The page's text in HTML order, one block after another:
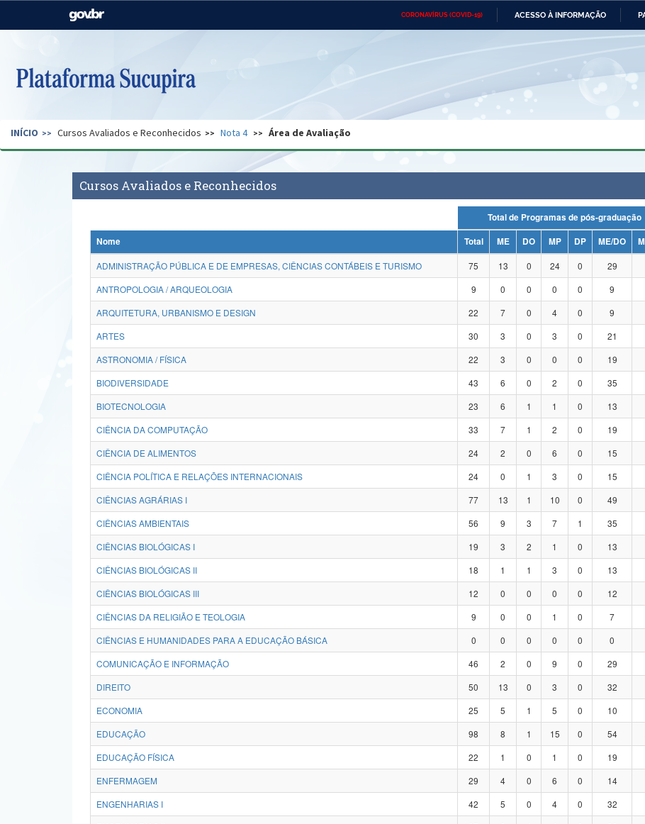
CORONAVÍRUS (COVID-19) ACESSO À INFORMAÇÃO
Casa Civil Ministério das Relações
Pecuária e Abastecimento
Ministério do Desenvolvimento
Regional e dos
Secretaria de Governo Gabinete de Segurança Advocacia-Geral da União Banco Central do Brasil
INÍCIO Cursos Avaliados e Reconhecidos Nota 4 Área de Avaliação
Cursos Avaliados e Reconhecidos
Total de Programas de pós-graduação
Nome
Total ME DO MP DP ME/DO
ADMINISTRAÇÃO PÚBLICA E DE EMPRESAS, CIÊNCIAS CONTÁBEIS E TURISMO
75 13 0 24 0 29
ANTROPOLOGIA / ARQUEOLOGIA
9 0 0 0 0 9
ARQUITETURA, URBANISMO E DESIGN
22 7 0 4 0 9
ARTES
30 3 0 3 0 21
ASTRONOMIA / FÍSICA
22 3 0 0 0 19
BIODIVERSIDADE
43 6 0 2 0 35
BIOTECNOLOGIA
23 6 1 1 0 13
CIÊNCIA DA COMPUTAÇÃO
33 7 1 2 0 19
CIÊNCIA DE ALIMENTOS
24 2 0 6 0 15
CIÊNCIA POLÍTICA E RELAÇÕES INTERNACIONAIS
24 0 1 3 0 15
CIÊNCIAS AGRÁRIAS I
77 13 1 10 0 49
CIÊNCIAS AMBIENTAIS
56 9 3 7 1 35
CIÊNCIAS BIOLÓGICAS I
19 3 2 1 0 13
CIÊNCIAS BIOLÓGICAS II
18 1 1 3 0 13
CIÊNCIAS BIOLÓGICAS III
12 0 0 0 0 12
CIÊNCIAS DA RELIGIÃO E TEOLOGIA
9 0 0 1 0 7
CIÊNCIAS E HUMANIDADES PARA A EDUCAÇÃO BÁSICA
0 0 0 0 0 0
COMUNICAÇÃO E INFORMAÇÃO
46 2 0 9 0 29
DIREITO
50 13 0 3 0 32
ECONOMIA
25 5 1 5 0 10
EDUCAÇÃO
98 8 1 15 0 54
EDUCAÇÃO FÍSICA
22 1 0 1 0 19
ENFERMAGEM
29 4 0 6 0 14
ENGENHARIAS I
42 5 0 4 0 32